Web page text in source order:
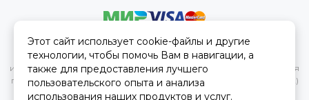
Вся представленная на сайте информация, касающаяся
характеристик, стоимости товаров и услуг, носит
информационный характер и ни при каких условиях не является
публичной офертой, определяемой положениями Статьи 437(2)
Гражданского кодекса РФ.
Этот сайт использует cookie-файлы и другие
технологии, чтобы помочь Вам в навигации, а
также для предоставления лучшего
пользовательского опыта и анализа
использования наших продуктов и услуг.